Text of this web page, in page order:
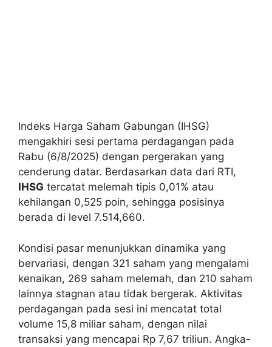
Indeks Harga Saham Gabungan (IHSG)
mengakhiri sesi pertama perdagangan pada
Rabu (6/8/2025) dengan pergerakan yang
cenderung datar. Berdasarkan data dari RTI,
IHSG tercatat melemah tipis 0,01% atau
kehilangan 0,525 poin, sehingga posisinya
berada di level 7.514,660.
Kondisi pasar menunjukkan dinamika yang
bervariasi, dengan 321 saham yang mengalami
kenaikan, 269 saham melemah, dan 210 saham
lainnya stagnan atau tidak bergerak. Aktivitas
perdagangan pada sesi ini mencatat total
volume 15,8 miliar saham, dengan nilai
transaksi yang mencapai Rp 7,67 triliun. Angka-